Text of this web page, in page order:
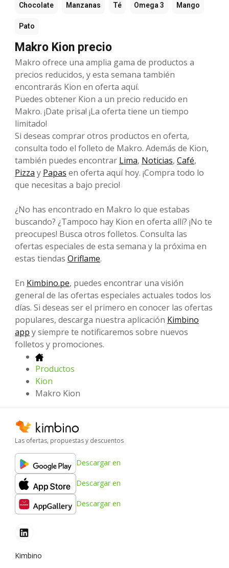
Chocolate Manzanas Té Omega 3 Mango
Pato
Makro Kion precio
Makro ofrece una amplia gama de productos a
precios reducidos, y esta semana también
encontrarás Kion en oferta aquí.
Puedes obtener Kion a un precio reducido en
Makro. ¡Date prisa! ¡La oferta tiene un tiempo
limitado!
Si deseas comprar otros productos en oferta,
consulta todo el folleto de Makro. Además de Kion,
también puedes encontrar Lima, Noticias, Café,
Pizza y Papas en oferta aquí hoy. ¡Compra todo lo
que necesitas a bajo precio!
¿No has encontrado en Makro lo que estabas
buscando? ¿Tampoco hay Kion en oferta allí? ¡No te
preocupes! Busca otros folletos. Consulta las
ofertas especiales de esta semana y la próxima en
estas tiendas Oriflame.
En Kimbino.pe, puedes encontrar una visión
general de las ofertas especiales actuales todos los
días. Si deseas ser el primero en conocer las ofertas
populares, descarga nuestra aplicación Kimbino
app y siempre te notificaremos sobre nuevos
folletos y promociones.
Productos
Kion
Makro Kion
Las ofertas, propuestas y descuentos
Descargar en
Descargar en
Descargar en
Kimbino